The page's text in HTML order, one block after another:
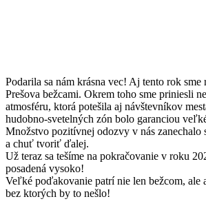
Podarila sa nám krásna vec! Aj tento rok
Prešova bežcami. Okrem toho sme priniesli
atmosféru, ktorá potešila aj návštevníkov
hudobno-svetelných zón bolo garanciou
Množstvo pozitívnej odozvy v nás zanechalo
a chuť tvoriť ďalej.
Už teraz sa tešíme na pokračovanie v roku
posadená vysoko!
Veľké poďakovanie patrí nie len bežcom, ale
bez ktorých by to nešlo!